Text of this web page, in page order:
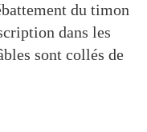
du timon
dans les
sont collés de